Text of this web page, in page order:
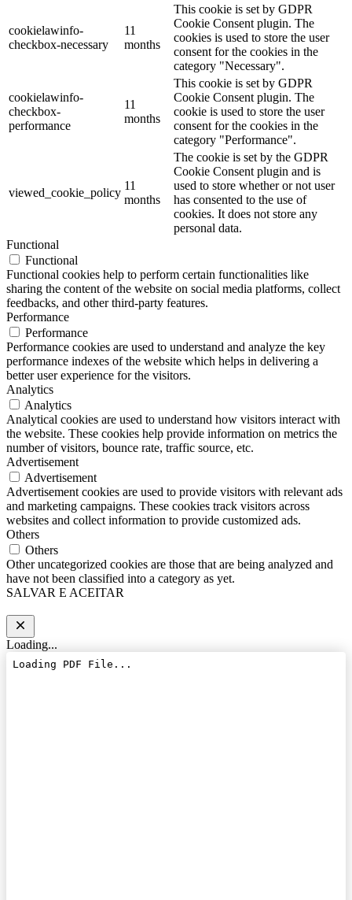
cookielawinfo-
checkbox-necessary
11
months
This cookie is set by GDPR
Cookie Consent plugin. The
cookies is used to store the user
consent for the cookies in the
category "Necessary".
cookielawinfo-
checkbox-
performance
11
months
This cookie is set by GDPR
Cookie Consent plugin. The
cookie is used to store the user
consent for the cookies in the
category "Performance".
viewed_cookie_policy
11
months
The cookie is set by the GDPR
Cookie Consent plugin and is
used to store whether or not user
has consented to the use of
cookies. It does not store any
personal data.
Functional
Functional
Functional cookies help to perform certain functionalities like
sharing the content of the website on social media platforms, collect
feedbacks, and other third-party features.
Performance
Performance
Performance cookies are used to understand and analyze the key
performance indexes of the website which helps in delivering a
better user experience for the visitors.
Analytics
Analytics
Analytical cookies are used to understand how visitors interact with
the website. These cookies help provide information on metrics the
number of visitors, bounce rate, traffic source, etc.
Advertisement
Advertisement
Advertisement cookies are used to provide visitors with relevant ads
and marketing campaigns. These cookies track visitors across
websites and collect information to provide customized ads.
Others
Others
Other uncategorized cookies are those that are being analyzed and
have not been classified into a category as yet.
SALVAR E ACEITAR
Loading...